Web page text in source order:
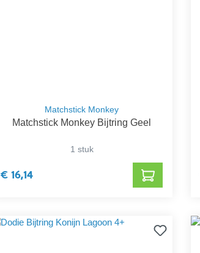
Matchstick Monkey
Matchstick Monkey Bijtring Geel
1 stuk
€ 16,14